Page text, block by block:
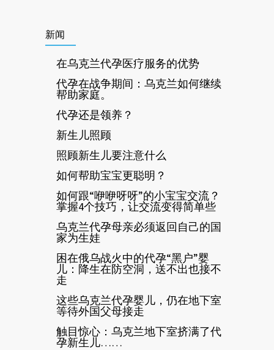
新闻
在乌克兰代孕医疗服务的优势
代孕在战争期间：乌克兰如何继续
帮助家庭。
代孕还是领养？
新生儿照顾
照顾新生儿要注意什么
如何帮助宝宝更聪明？
如何跟“咿咿呀呀”的小宝宝交流？
掌握4个技巧，让交流变得简单些
乌克兰代孕母亲必须返回自己的国
家为生娃
困在俄乌战火中的代孕“黑户”婴
儿：降生在防空洞，送不出也接不
走
这些乌克兰代孕婴儿，仍在地下室
等待外国父母接走
触目惊心：乌克兰地下室挤满了代
孕新生儿……